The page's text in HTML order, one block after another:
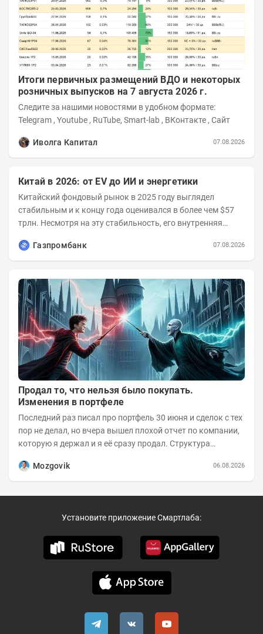
Итоги первичных размещений ВДО и некоторых
розничных выпусков на 7 августа 2026 г.
Следите за нашими новостями в удобном формате:
Telegram , Youtube , RuTube, Smart-lab , ВКонтакте , Сайт
Иволга Капитал 07.08.2026
Китай в 2026: от EV до ИИ и энергетики
Китайский фондовый рынок в 2025 году выглядел
стабильным и к концу года оценивался в более чем $57
трлн. Несмотря на эту стабильность, его внутренняя
Газпромбанк
07.08.2026
Продал то, что нельзя было покупать.
Изменения в портфеле
Последний раз писал про портфель 30 июня и сделок с тех
пор не делал, но вчера вышел плохой отчет по компании,
которую я держал и я её сразу продал. Структура
Mozgovik
06.08.2026
Установите приложение Смартлаба: